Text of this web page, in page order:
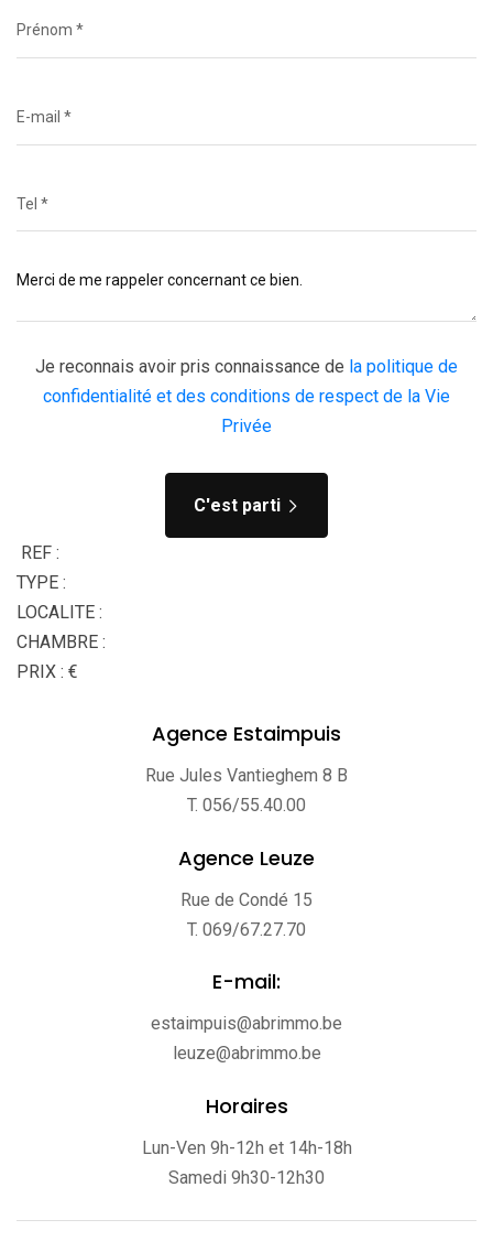
Je reconnais avoir pris connaissance de la politique de
confidentialité et des conditions de respect de la Vie
Privée
C'est parti
REF :
TYPE :
LOCALITE :
CHAMBRE :
PRIX : €
Agence Estaimpuis
Rue Jules Vantieghem 8 B
T. 056/55.40.00
Agence Leuze
Rue de Condé 15
T. 069/67.27.70
E-mail:
estaimpuis@abrimmo.be
leuze@abrimmo.be
Horaires
Lun-Ven 9h-12h et 14h-18h
Samedi 9h30-12h30